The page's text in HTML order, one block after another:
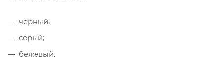
черный;
серый;
бежевый.